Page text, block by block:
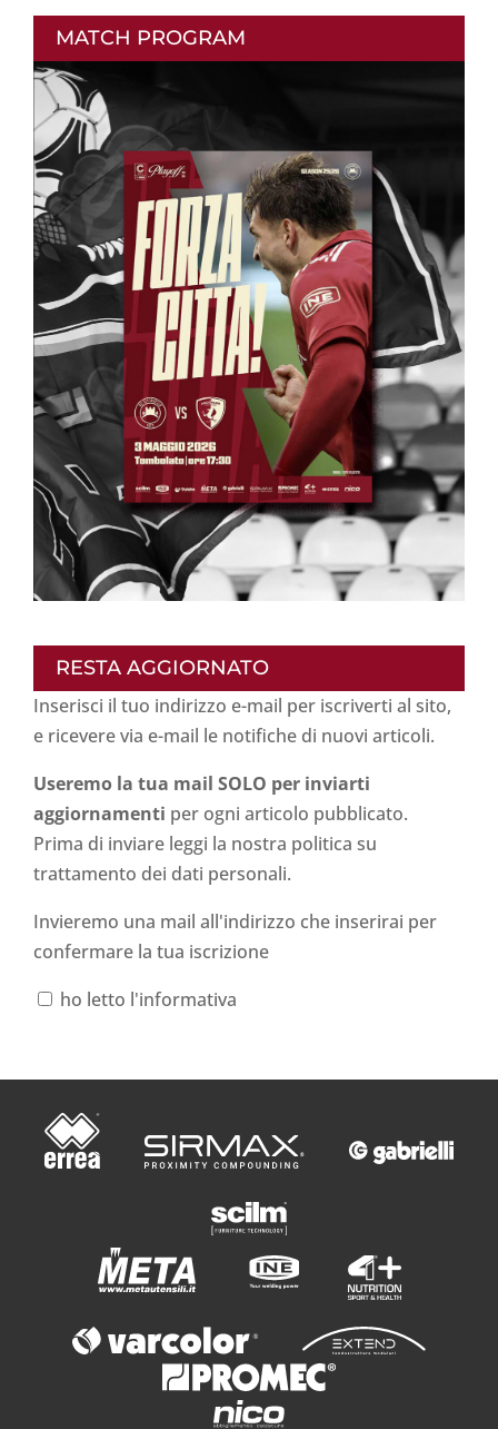
MATCH PROGRAM
RESTA AGGIORNATO
Inserisci il tuo indirizzo e-mail per iscriverti al sito,
e ricevere via e-mail le notifiche di nuovi articoli.
Useremo la tua mail SOLO per inviarti
aggiornamenti per ogni articolo pubblicato.
Prima di inviare leggi la nostra politica su
trattamento dei dati personali.
Invieremo una mail all'indirizzo che inserirai per
confermare la tua iscrizione
ho letto l'informativa